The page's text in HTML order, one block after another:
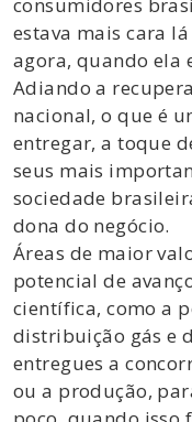
estava mais cara
agora, quando ela
Adiando a
nacional, o que é
entregar, a toque
seus mais
sociedade
dona do negócio.
Áreas de maior
potencial de
científica, como a
distribuição gás e
entregues a
ou a produção,